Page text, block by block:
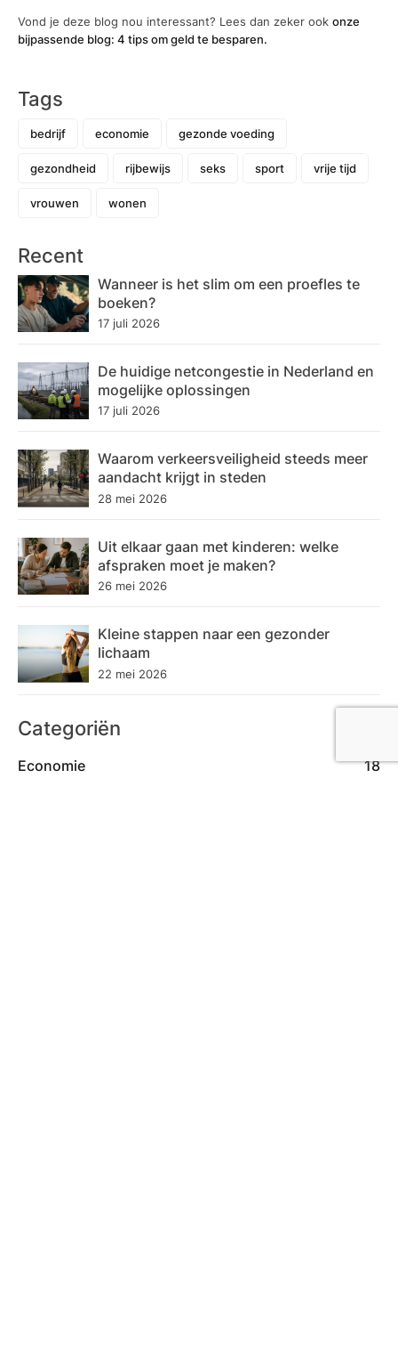
Vond je deze blog nou interessant? Lees dan zeker ook onze
bijpassende blog: 4 tips om geld te besparen.
Tags
bedrijf economie gezonde voeding
gezondheid rijbewijs seks sport vrije tijd
vrouwen wonen
Recent
Wanneer is het slim om een proefles te
boeken?
17 juli 2026
De huidige netcongestie in Nederland en
mogelijke oplossingen
17 juli 2026
Waarom verkeersveiligheid steeds meer
aandacht krijgt in steden
28 mei 2026
Uit elkaar gaan met kinderen: welke
afspraken moet je maken?
26 mei 2026
Kleine stappen naar een gezonder
lichaam
22 mei 2026
Categoriën
Economie 18